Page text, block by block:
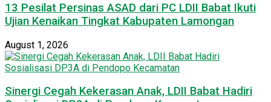
13 Pesilat Persinas ASAD dari PC LDII Babat Ikuti
Ujian Kenaikan Tingkat Kabupaten Lamongan
August 1, 2026
Sinergi Cegah Kekerasan Anak, LDII Babat Hadiri